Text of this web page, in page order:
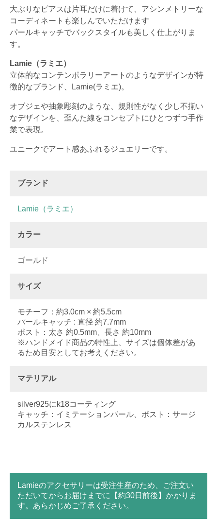
大ぶりなピアスは片耳だけに着けて、アシンメトリーな
コーディネートも楽しんでいただけます
パールキャッチでバックスタイルも美しく仕上がりま
す。
Lamie（ラミエ）
立体的なコンテンポラリーアートのようなデザインが特
徴的なブランド、Lamie(ラミエ)。
オブジェや抽象彫刻のような、規則性がなく少し不揃い
なデザインを、歪んた線をコンセプトにひとつずつ手作
業で表現。
ユニークでアート感あふれるジュエリーです。
ブランド
Lamie（ラミエ）
カラー
ゴールド
サイズ
モチーフ：約3.0cm × 約5.5cm
パールキャッチ : 直径 約7.7mm
ポスト：太さ 約0.5mm、長さ 約10mm
※ハンドメイド商品の特性上、サイズは個体差があ
るため目安としてお考えください。
マテリアル
silver925にk18コーティング
キャッチ：イミテーションパール、ポスト：サージ
カルステンレス
Lamieのアクセサリーは受注生産のため、ご注文い
ただいてからお届けまでに【約30日前後】かかりま
す。あらかじめご了承ください。